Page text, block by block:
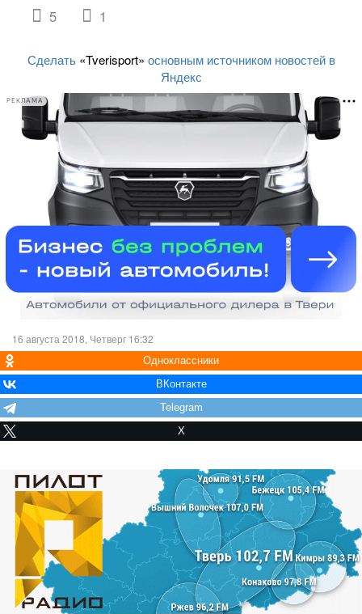
5 1
Сделать «Tverisport» основным источником новостей в
Яндекс
РЕКЛАМА
16 августа 2018, Четверг 16:32
Одноклассники
ВКонтакте
Telegram
X